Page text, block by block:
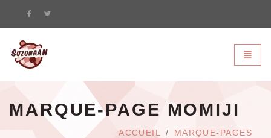
MARQUE-PAGE MOMIJI
ACCUEIL
MARQUE-PAGES